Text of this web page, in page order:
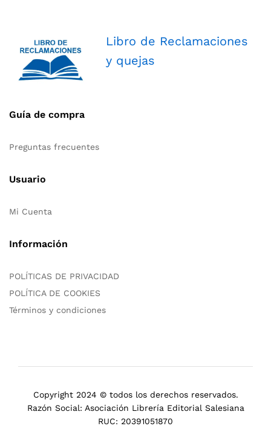
Libro de Reclamaciones
y quejas
Guía de compra
Preguntas frecuentes
Usuario
Mi Cuenta
Información
POLÍTICAS DE PRIVACIDAD
POLÍTICA DE COOKIES
Términos y condiciones
Copyright 2024 © todos los derechos reservados.
Razón Social: Asociación Librería Editorial Salesiana
RUC: 20391051870